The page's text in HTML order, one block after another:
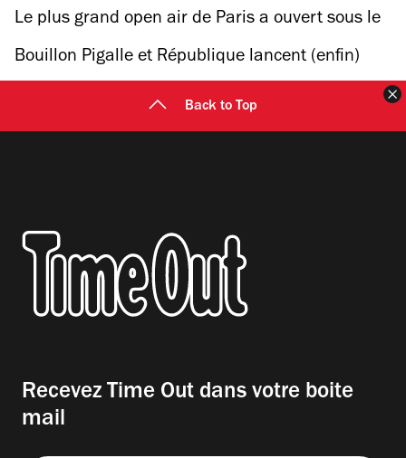
florale, 13e
Le plus grand open air de Paris a ouvert sous le
périph
Bouillon Pigalle et République lancent (enfin)
Back to Top
Recevez Time Out dans votre boite
mail